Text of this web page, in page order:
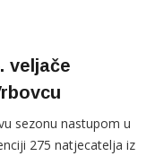
veljače
sezonu nastupom u
275 natjecatelja iz